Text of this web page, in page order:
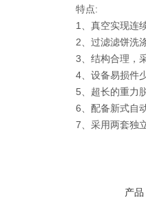
特点:
1、真空实现连续
2、过滤滤饼洗涤(
3、结构合理，采
4、设备易损件少
5、超长的重力脱
6、配备新式自动
7、采用两套独立
产品